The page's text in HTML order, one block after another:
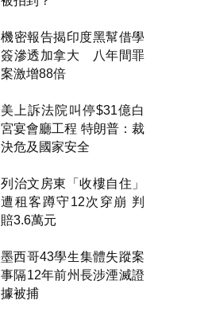
機密報告揭印度黑幫借學
簽滲透加拿大 八年間罪
案激增88倍
美上訴法院叫停$31億白
宮宴會廳工程 特朗普：裁
決危及國家安全
列治文房東「收樓自住」
遭租客蹲守12次穿崩 判
賠3.6萬元
墨西哥43學生集體失蹤案
事隔12年前州長涉湮滅證
據被捕